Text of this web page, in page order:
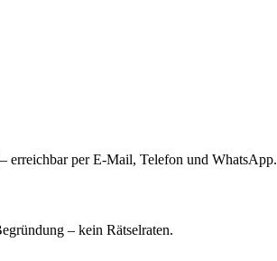
erreichbar per E-Mail, Telefon und WhatsApp.
– kein Rätselraten.